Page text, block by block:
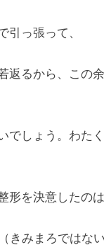
引っ張って、
返るから、この
でしょう。わた
形を決意したの
きみまろではない